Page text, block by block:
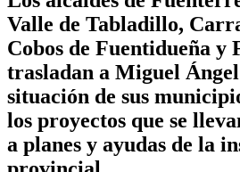
Valle de Tabladillo,
Cobos de Fuentidueña y
trasladan a Miguel
situación de sus
los proyectos que se
a planes y ayudas de la